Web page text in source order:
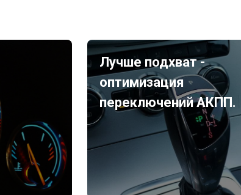
Лучше подхват -
оптимизация
переключений АКПП.